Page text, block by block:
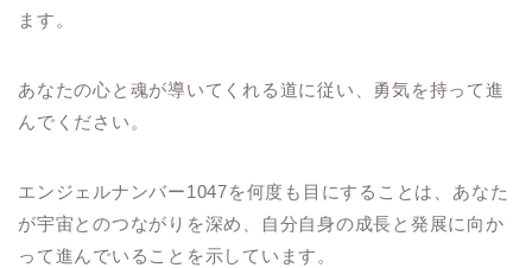
ます。
あなたの心と魂が導いてくれる道に従い、勇気を持って進
んでください。
エンジェルナンバー1047を何度も目にすることは、あなた
が宇宙とのつながりを深め、自分自身の成長と発展に向か
って進んでいることを示しています。